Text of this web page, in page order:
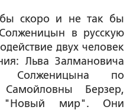
скоро и не так бы
в русскую
двух человек
Льва Залмановича
Солженицына по
Берзер,
"Новый мир". Они